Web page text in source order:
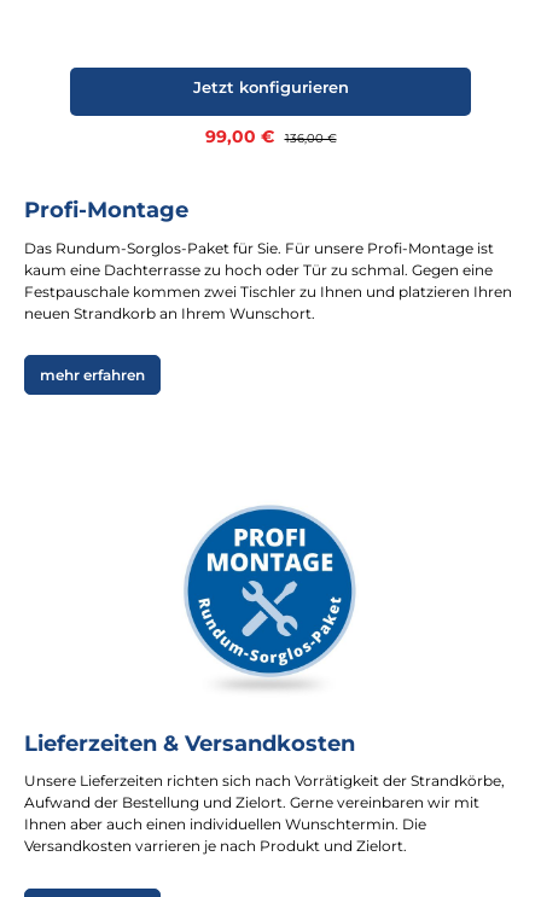
Verkaufspreis:
99,00 € Regulärer Preis:
136,00 €
Jetzt konfigurieren
Profi-Montage
Das Rundum-Sorglos-Paket für Sie. Für unsere Profi-Montage ist
kaum eine Dachterrasse zu hoch oder Tür zu schmal. Gegen eine
Festpauschale kommen zwei Tischler zu Ihnen und platzieren Ihren
neuen Strandkorb an Ihrem Wunschort.
mehr erfahren
Lieferzeiten & Versandkosten
Unsere Lieferzeiten richten sich nach Vorrätigkeit der Strandkörbe,
Aufwand der Bestellung und Zielort. Gerne vereinbaren wir mit
Ihnen aber auch einen individuellen Wunschtermin. Die
Versandkosten varrieren je nach Produkt und Zielort.